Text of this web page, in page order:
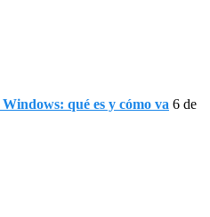
qué es y cómo va 6 de